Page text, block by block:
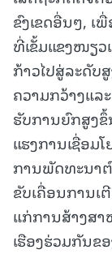
ຂົງເຂດອື່ນໆ, ເ
ທີ່ເຂັ້ມແຂງໜຽ
ກ້າວໄປສູ່ລະດັບ
ຄວາມກວ້າງແລ
ຮັບການຍົກສູງ
ແຮງການເຊື່ອມ
ການພັດທະນາ
ຂັບເຄື່ອນການເ
ແກ່ການສ້າງສ
ເຮືອງຮ່ວມກັນຂ